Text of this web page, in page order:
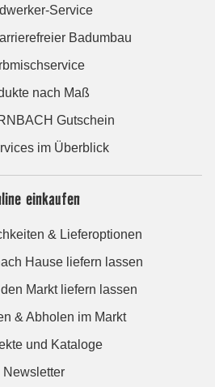
Service
Badumbau
nach Maß
Gutschein
im Überblick
einkaufen
& Lieferoptionen
Hause liefern lassen
Markt liefern lassen
& Abholen im Markt
und Kataloge
Newsletter